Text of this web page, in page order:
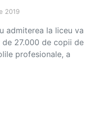
2019
admiterea la liceu va
27.000 de copii de
profesionale, a